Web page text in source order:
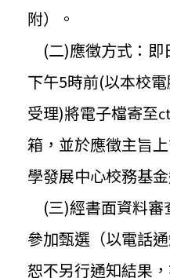
附）。
(二)應徵方式：即
下午5時前(以本校
受理)將電子檔寄至
箱，並於應徵主旨
學發展中心校務基
(三)經書面資料審
參加甄選（以電話通
恕不另行通知結果